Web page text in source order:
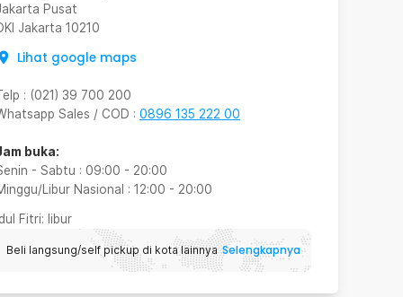
Pusat
Jakarta 10210
Lihat google maps
: (021) 39 700 200
Sales / COD : 0896 135 222 00
buka:
- Sabtu : 09:00 - 20:00
Libur Nasional : 12:00 - 20:00
Fitri: libur
Beli langsung/self pickup di kota lainnya Selengkapnya